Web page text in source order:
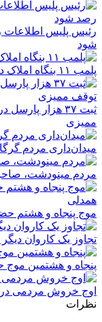
رئیس پلیس اطلاعات
شود
پلمب ۱۱ بنگاه املاک در البرز
ممیزی
میدان‌داری مردم
مردم مینودشت،
موج پنجاه‌ و هشتم
تجاوز یک کاروان
پنجاه‌ و هشتمین موج
اوج خروش مردمی
نظرات